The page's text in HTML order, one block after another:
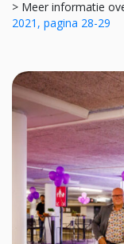
> Meer informatie
2021, pagina 28-29